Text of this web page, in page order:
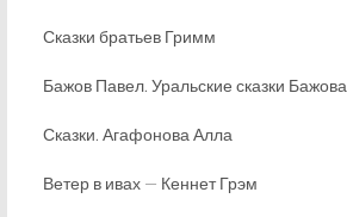
Сказки братьев Гримм
Бажов Павел. Уральские сказки Бажова
Сказки. Агафонова Алла
Ветер в ивах — Кеннет Грэм